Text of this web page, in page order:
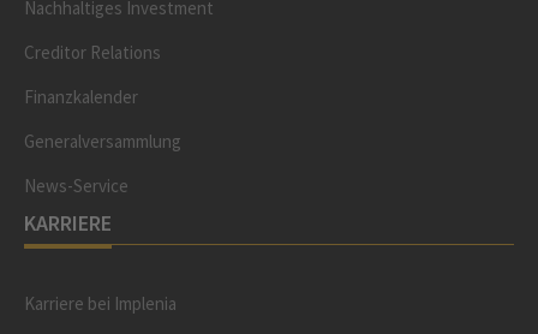
Nachhaltiges Investment
Creditor Relations
Finanzkalender
Generalversammlung
News-Service
KARRIERE
Karriere bei Implenia